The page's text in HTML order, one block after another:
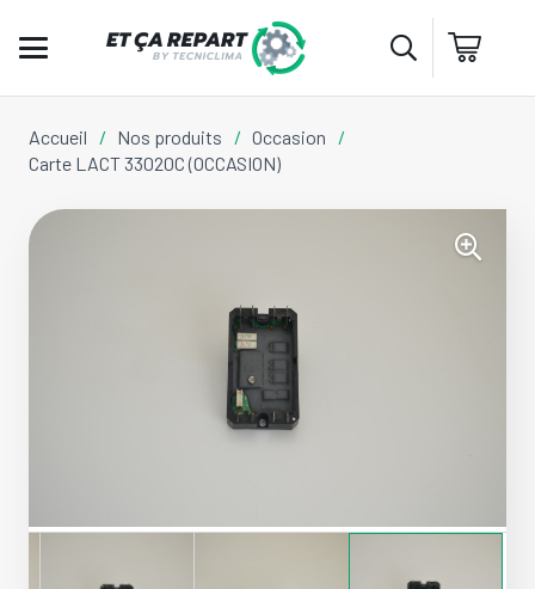
Accueil / Nos produits / Occasion
/
Carte LACT 33020C (OCCASION)